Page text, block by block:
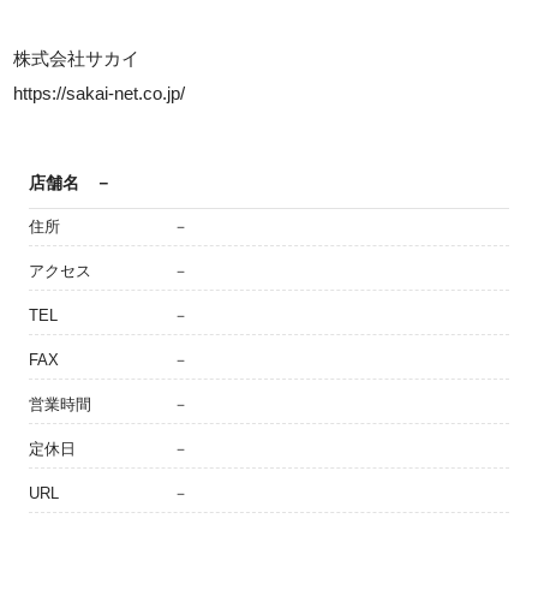
株式会社サカイ
https://sakai-net.co.jp/
店舗名 －
住所 －
アクセス －
TEL －
FAX －
営業時間 －
定休日 －
URL －